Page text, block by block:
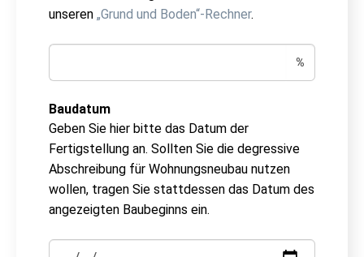
unseren „Grund und Boden“-Rechner.
%
Baudatum
Geben Sie hier bitte das Datum der
Fertigstellung an. Sollten Sie die degressive
Abschreibung für Wohnungsneubau nutzen
wollen, tragen Sie stattdessen das Datum des
angezeigten Baubeginns ein.